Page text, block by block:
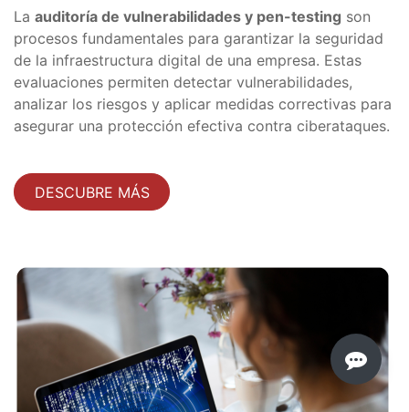
La auditoría de vulnerabilidades y pen-testing son
procesos fundamentales para garantizar la seguridad
de la infraestructura digital de una empresa. Estas
evaluaciones permiten detectar vulnerabilidades,
analizar los riesgos y aplicar medidas correctivas para
asegurar una protección efectiva contra ciberataques.
DESCUBRE MÁS